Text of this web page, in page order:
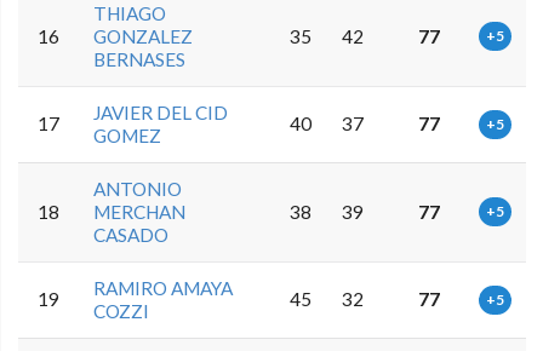
16
THIAGO
GONZALEZ
BERNASES
35 42 77 +5
17
JAVIER DEL CID
GOMEZ
40 37 77 +5
18
ANTONIO
MERCHAN
CASADO
38 39 77 +5
19
RAMIRO AMAYA
COZZI
45 32 77 +5